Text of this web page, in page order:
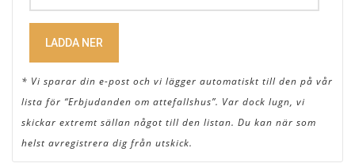
* Vi sparar din e-post och vi lägger automatiskt till den på vår
lista för “Erbjudanden om attefallshus”. Var dock lugn, vi
skickar extremt sällan något till den listan. Du kan när som
helst avregistrera dig från utskick.